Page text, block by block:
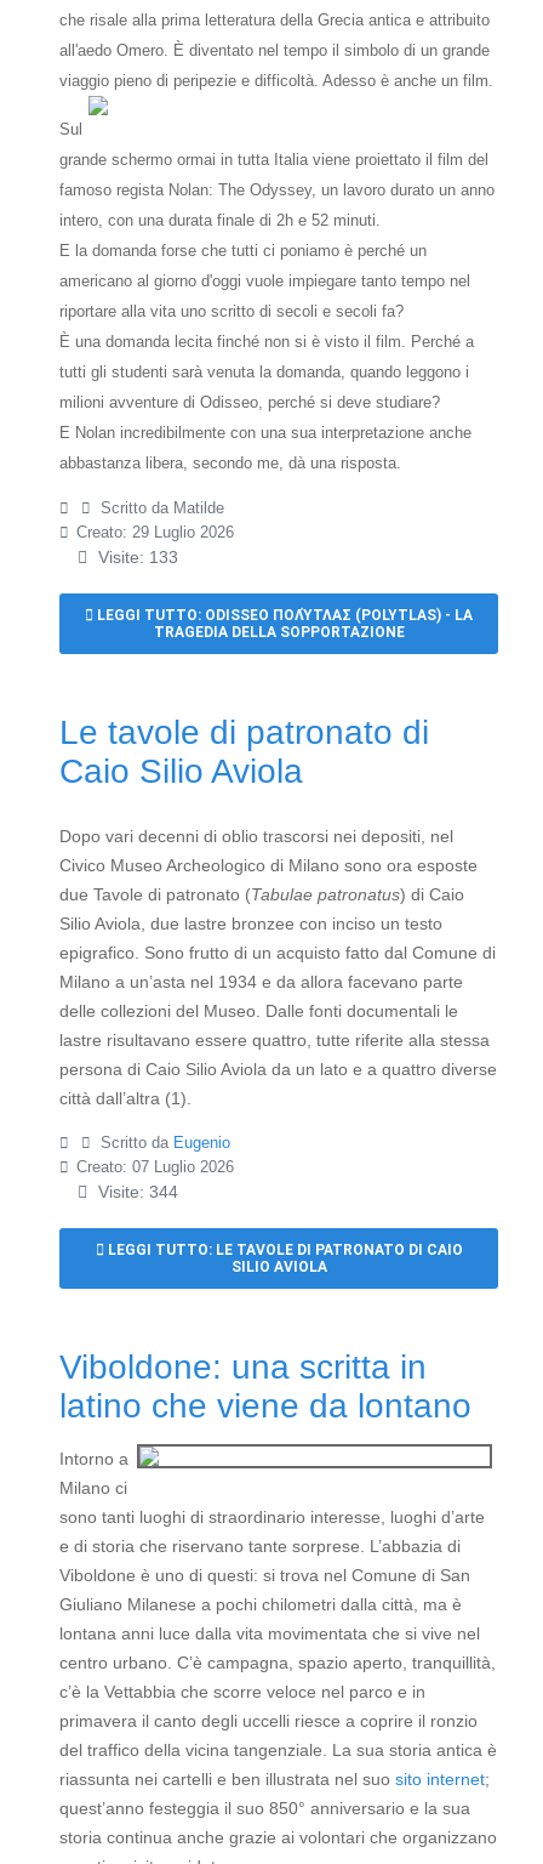
che risale alla prima letteratura della Grecia antica e attribuito
all'aedo Omero. È diventato nel tempo il simbolo di un grande
viaggio pieno di peripezie e difficoltà. Adesso è anche un film.
Sul
grande schermo ormai in tutta Italia viene proiettato il film del
famoso regista Nolan: The Odyssey, un lavoro durato un anno
intero, con una durata finale di 2h e 52 minuti.
E la domanda forse che tutti ci poniamo è perché un
americano al giorno d'oggi vuole impiegare tanto tempo nel
riportare alla vita uno scritto di secoli e secoli fa?
È una domanda lecita finché non si è visto il film. Perché a
tutti gli studenti sarà venuta la domanda, quando leggono i
milioni avventure di Odisseo, perché si deve studiare?
E Nolan incredibilmente con una sua interpretazione anche
abbastanza libera, secondo me, dà una risposta.
Scritto da Matilde
Creato: 29 Luglio 2026
Visite: 133
LEGGI TUTTO: ODISSEO ΠΟΛΎΤΛΑΣ (POLYTLAS) - LA
TRAGEDIA DELLA SOPPORTAZIONE
Le tavole di patronato di
Caio Silio Aviola
Dopo vari decenni di oblio trascorsi nei depositi, nel
Civico Museo Archeologico di Milano sono ora esposte
due Tavole di patronato (Tabulae patronatus) di Caio
Silio Aviola, due lastre bronzee con inciso un testo
epigrafico. Sono frutto di un acquisto fatto dal Comune di
Milano a un’asta nel 1934 e da allora facevano parte
delle collezioni del Museo. Dalle fonti documentali le
lastre risultavano essere quattro, tutte riferite alla stessa
persona di Caio Silio Aviola da un lato e a quattro diverse
città dall’altra (1).
Scritto da Eugenio
Creato: 07 Luglio 2026
Visite: 344
LEGGI TUTTO: LE TAVOLE DI PATRONATO DI CAIO
SILIO AVIOLA
Viboldone: una scritta in
latino che viene da lontano
Intorno a
Milano ci
sono tanti luoghi di straordinario interesse, luoghi d’arte
e di storia che riservano tante sorprese. L’abbazia di
Viboldone è uno di questi: si trova nel Comune di San
Giuliano Milanese a pochi chilometri dalla città, ma è
lontana anni luce dalla vita movimentata che si vive nel
centro urbano. C’è campagna, spazio aperto, tranquillità,
c’è la Vettabbia che scorre veloce nel parco e in
primavera il canto degli uccelli riesce a coprire il ronzio
del traffico della vicina tangenziale. La sua storia antica è
riassunta nei cartelli e ben illustrata nel suo sito internet;
quest’anno festeggia il suo 850° anniversario e la sua
storia continua anche grazie ai volontari che organizzano